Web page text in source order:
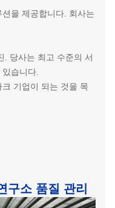
을 제공합니다. 회사는
. 당사는 최고 수준의 서
습니다.
기업이 되는 것을 목
구소 품질 관리